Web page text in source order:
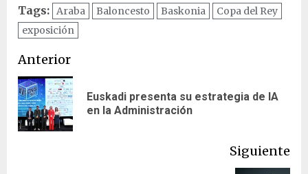
Tags: Araba Baloncesto Baskonia
Copa del Rey
exposición
Navegación
de
entradas
Anterior
Euskadi presenta su estrategia de IA
en la Administración
Siguiente